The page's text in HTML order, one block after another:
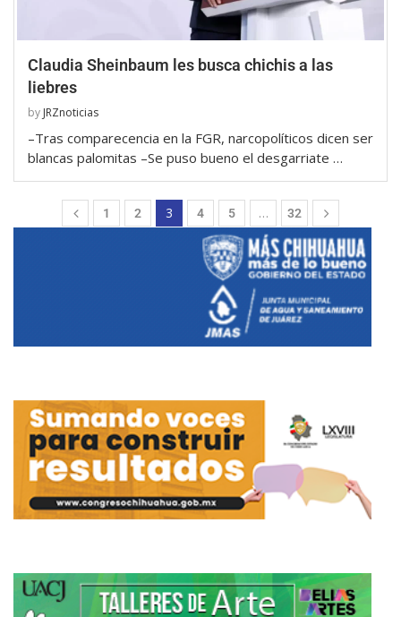
Claudia Sheinbaum les busca chichis a las
liebres
by JRZnoticias
–Tras comparecencia en la FGR, narcopolíticos dicen ser
blancas palomitas –Se puso bueno el desgarriate …
1 2 3 4 5 … 32